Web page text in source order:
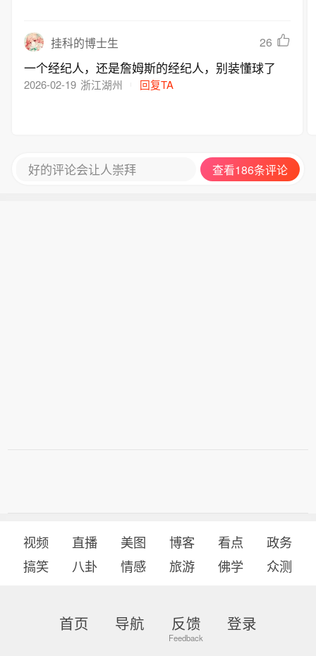
“抱团”与“巨星组合”是两回事——“抱团”是软蛋球员
去主动寻找靠山、狐假虎威——“巨星组合”则有可
能是球队自然成长所得，或者管理层出于事业野心
下三连王朝伟业的科鲨，既无抱团必要，本身也没
有挪窝投奔，而是以王者之姿，接受他人的抱腿
挂科的博士生 26
一个经纪人，还是詹姆斯的经纪人，别装懂球了
2026-02-19 浙江湖州 回复TA
好的评论会让人崇拜 查看186条评论
视频 直播 美图 博客 看点
政务
搞笑
八卦 情感 旅游 佛学 众测
首页 导航 反馈 登录